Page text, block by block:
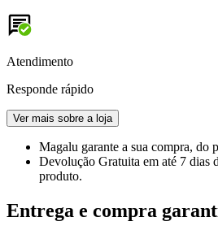
Atendimento
Responde rápido
Ver mais sobre a loja
Magalu garante a sua compra, do
Devolução Gratuita em até 7 dias
produto.
Entrega e compra